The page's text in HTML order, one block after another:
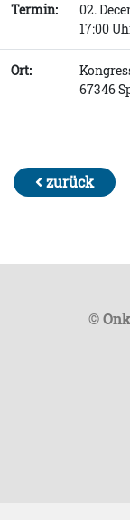
Termin:
02.
17:00
Ort:
67346
zurück
©